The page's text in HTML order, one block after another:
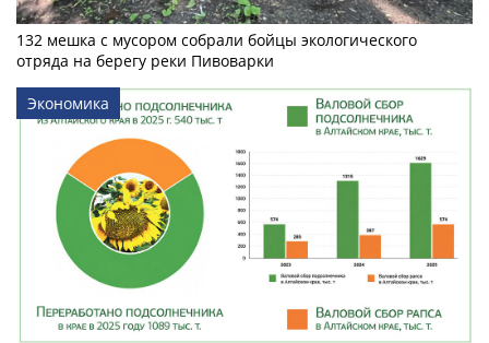
132 мешка с мусором собрали бойцы экологического
отряда на берегу реки Пивоварки
Экономика